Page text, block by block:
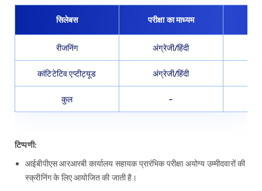
सिलेबस परीक्षा का माध्यम
रीजनिंग अंग्रेजी/हिंदी
कांटिटेटिव एप्टीट्यूड अंग्रेजी/हिंदी
कुल –
टिप्पणी:
आईबीपीएस आरआरबी कार्यालय सहायक प्रारंभिक परीक्षा अयोग्य उम्मीदवारों की
स्क्रीनिंग के लिए आयोजित की जाती है।